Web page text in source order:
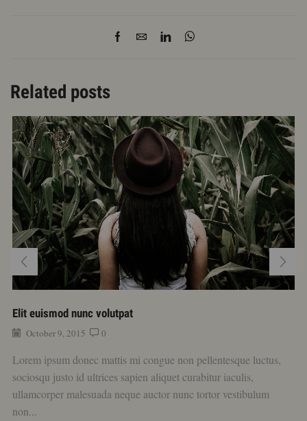
Related posts
Elit euismod nunc volutpat
October 9, 2015 0
Lorem ipsum donec mattis mi congue non pellentesque luctus,
sociosqu justo id ultrices sapien aliquet curabitur iaculis,
ullamcorper malesuada neque auctor nunc tortor vestibulum
non...